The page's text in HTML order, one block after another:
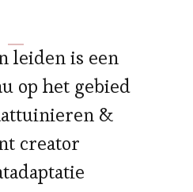
leiden is een
op het gebied
&
creator